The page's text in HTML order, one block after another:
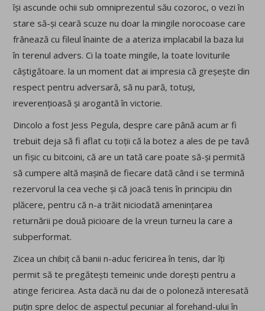
își ascunde ochii sub omniprezentul său cozoroc, o vezi în
stare să-și ceară scuze nu doar la mingile norocoase care
frânează cu fileul înainte de a ateriza implacabil la baza lui
în terenul advers. Ci la toate mingile, la toate loviturile
câștigătoare. la un moment dat ai impresia că greșește din
respect pentru adversară, să nu pară, totuși,
ireverențioasă și arogantă în victorie.
Dincolo a fost Jess Pegula, despre care până acum ar fi
trebuit deja să fi aflat cu toții că la botez a ales de pe tavă
un fișic cu bitcoini, că are un tată care poate să-și permită
să cumpere altă mașină de fiecare dată când i se termină
rezervorul la cea veche și că joacă tenis în principiu din
plăcere, pentru că n-a trăit niciodată amenințarea
returnării pe două picioare de la vreun turneu la care a
subperformat.
Zicea un chibiț că banii n-aduc fericirea în tenis, dar îți
permit să te pregătești temeinic unde dorești pentru a
atinge fericirea. Asta dacă nu dai de o poloneză interesată
puțin spre deloc de aspectul pecuniar al forehand-ului în